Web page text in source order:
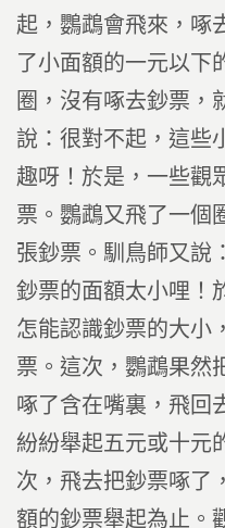
起，鸚鵡會飛來，啄
了小面額的一元以下
圈，沒有啄去鈔票，
說：很對不起，這些
趣呀！於是，一些觀
票。鸚鵡又飛了一個
張鈔票。馴鳥師又說
鈔票的面額太小哩！
怎能認識鈔票的大小
票。這次，鸚鵡果然
啄了含在嘴裏，飛回
紛紛舉起五元或十元
次，飛去把鈔票啄了
額的鈔票舉起為止。